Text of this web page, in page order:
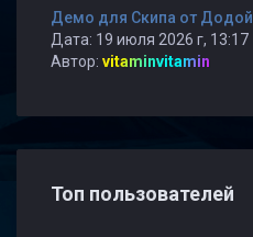
Демо для Скипа от Додой
Дата: 19 июля 2026 г, 13:17
Автор: vitaminvitamin
Топ пользователей